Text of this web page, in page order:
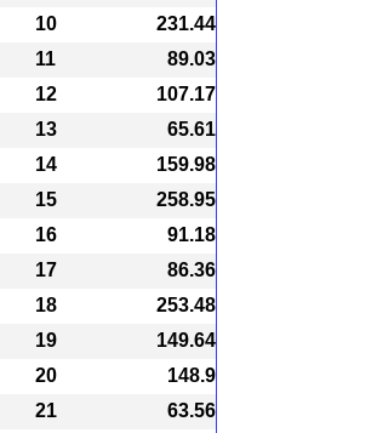
10
231.44
11
89.03
12
107.17
13
65.61
14
159.98
15
258.95
16
91.18
17
86.36
18
253.48
19
149.64
20
148.9
21
63.56